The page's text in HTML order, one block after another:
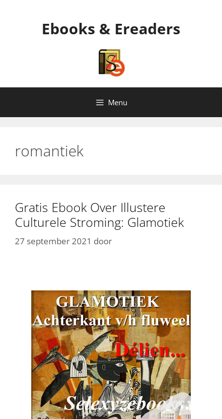
Ebooks & Ereaders
Menu
romantiek
Gratis Ebook Over Illustere
Culturele Stroming: Glamotiek
27 september 2021 door